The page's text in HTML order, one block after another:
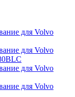
для Volvo
для Volvo
для Volvo
для Volvo